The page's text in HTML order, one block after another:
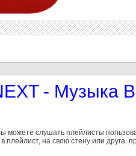
- Музыка
слушать плейлисты
плейлист, на свою стену или друга,